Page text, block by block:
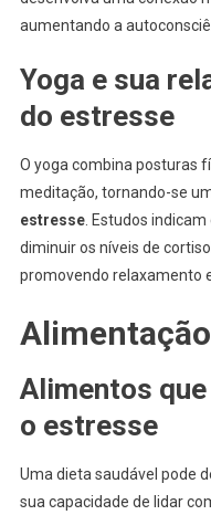
aumentando a
Yoga e sua
do estresse
O yoga combina posturas
meditação, tornando-se
estresse. Estudos
diminuir os níveis de
promovendo relaxamento
Alimentos
o estresse
Uma dieta saudável pode
sua capacidade de lidar